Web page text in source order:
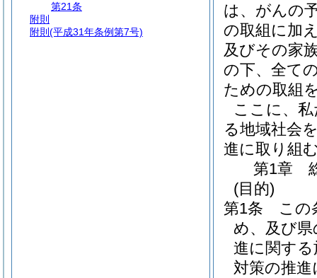
は、がんの
の取組に加
及びその家
の下、全て
ための取組
ここに、
る地域社会
進に取り組
第1章
(目的)
第1条
この
め、及び
進に関す
対策の推
第21条
附則
附則 (平成31年条例第7号)